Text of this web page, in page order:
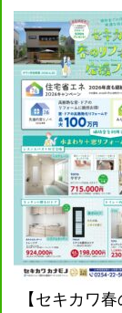
【セキカワ